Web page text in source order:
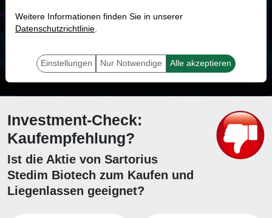
40.2 %
mit dieser Aktie erfolgreich sein.
Investment-Check:
Kaufempfehlung?
Ist die Aktie von Sartorius
Stedim Biotech zum Kaufen und
Liegenlassen geeignet?
Weitere Informationen finden Sie in unserer
Datenschutzrichtlinie.
Einstellungen Nur Notwendige Alle akzeptieren